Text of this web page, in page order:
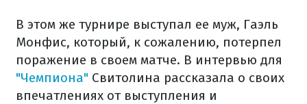
В этом же турнире выступал ее муж, Гаэль
Монфис, который, к сожалению, потерпел
поражение в своем матче. В интервью для
"Чемпиона" Свитолина рассказала о своих
впечатлениях от выступления и